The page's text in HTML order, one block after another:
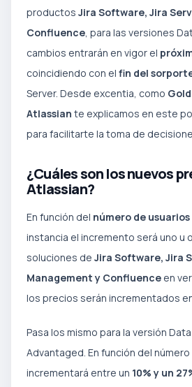
productos Jira Software, Jira
Confluence, para las versiones
cambios entrarán en vigor el
coincidiendo con el fin del
Server. Desde excentia, como
Atlassian te explicamos en este
para facilitarte la toma de
¿Cuáles son los nuevos
Atlassian?
En función del número de usuarios
instancia el incremento será uno u
soluciones de Jira Software, Jira
Management y Confluence en
los precios serán incrementados
Pasa los mismo para la versión
Advantaged. En función del
incrementará entre un 10% y un